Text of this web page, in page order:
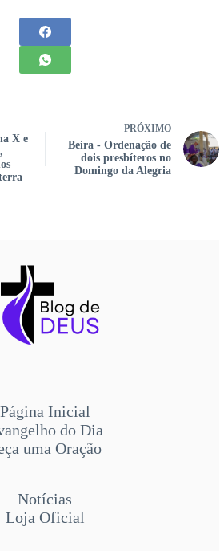
X e
PRÓXIMO
Beira - Ordenação de
dois presbíteros no
Domingo da Alegria
Página Inicial
do Dia
uma Oração
Notícias
Loja Oficial